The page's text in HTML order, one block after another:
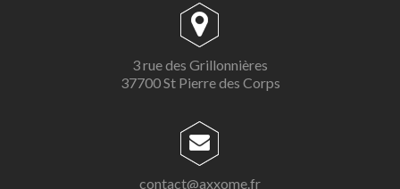
3 rue des Grillonnières
37700 St Pierre des Corps
contact@axxome.fr